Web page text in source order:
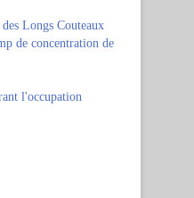
Longs Couteaux
de concentration de
l'occupation